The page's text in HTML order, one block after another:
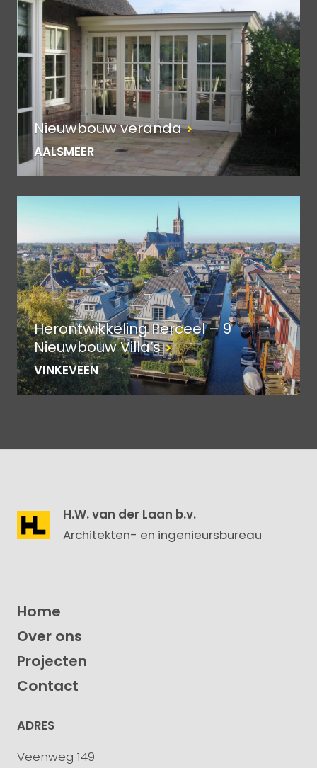
Nieuwbouw veranda
AALSMEER
Herontwikkeling Perceel – 9
Nieuwbouw Villa’s
VINKEVEEN
H.W. van der Laan b.v.
Architekten- en ingenieursbureau
Home
Over ons
Projecten
Contact
ADRES
Veenweg 149